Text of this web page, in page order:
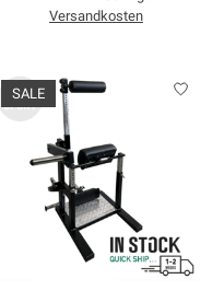
Versandkosten
SALE